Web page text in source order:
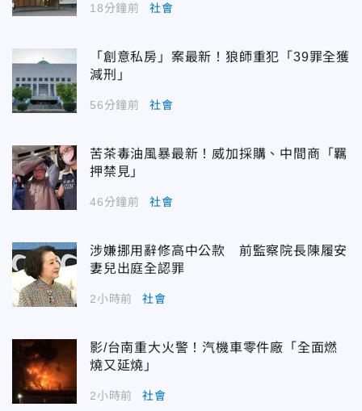
18分鐘前 社會
「創意私房」案最新！狼師重犯「39罪全獲
減刑」
56分鐘前 社會
苦茶毒油風暴最新！威加採購、中間商「羈
押禁見」
46分鐘前 社會
涉嫌挪用辭修高中公款 前監察院長陳履安
妻兒出庭全認罪
2小時前 社會
影/台南重大火警！汽機車零件廠「全面燃
燒又延燒」
2小時前 社會